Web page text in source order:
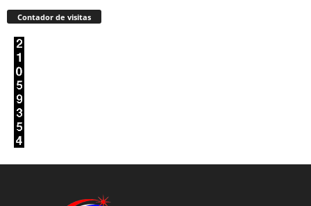
Contador de visitas